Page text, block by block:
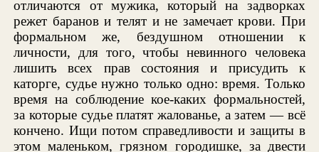
отличаются от мужика, который на задворках
режет баранов и телят и не замечает крови. При
формальном же, бездушном отношении к
личности, для того, чтобы невинного человека
лишить всех прав состояния и присудить к
каторге, судье нужно только одно: время. Только
время на соблюдение кое-каких формальностей,
за которые судье платят жалованье, а затем — всё
кончено. Ищи потом справедливости и защиты в
этом маленьком, грязном городишке, за двести